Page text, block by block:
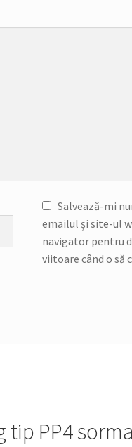
Salvează-mi
emailul și site-ul
navigator pentru
viitoare când o să
tip PP4